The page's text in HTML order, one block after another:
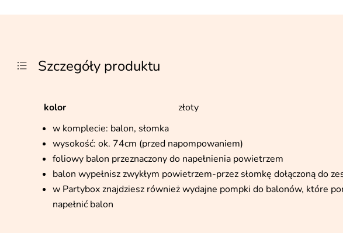
Szczegóły produktu
kolor
złoty
w komplecie: balon, słomka
wysokość: ok. 74cm (przed napompowaniem)
foliowy balon przeznaczony do napełnienia powietrzem
balon wypełnisz zwykłym powietrzem-przez słomkę dołączoną do
w Partybox znajdziesz również wydajne pompki do balonów, które
napełnić balon